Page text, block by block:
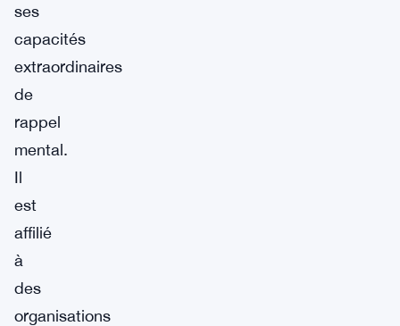
ses
capacités
extraordinaires
de
rappel
mental.
Il
est
affilié
à
des
organisations